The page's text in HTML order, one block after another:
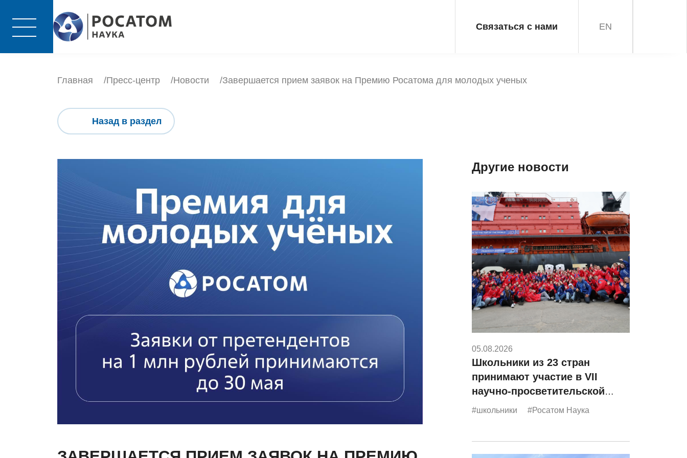
Связаться с нами EN
Главная Пресс-центр Новости Завершается прием заявок на Премию Росатома для молодых ученых
Назад в раздел
Другие новости
05.08.2026
Школьники из 23 стран
принимают участие в VII
научно-просветительской
экспедиции «Росатома»
#школьники #Росатом Наука